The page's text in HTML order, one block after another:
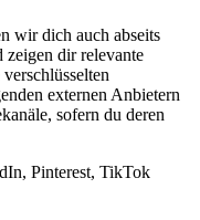
wir dich auch abseits
zeigen dir relevante
externen Anbietern
sofern du deren
Pinterest, TikTok